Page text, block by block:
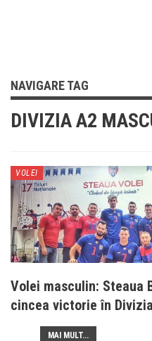
NAVIGARE TAG
DIVIZIA A2
VOLEI
Volei masculin: Steaua
cincea victorie în
MAI MULT...